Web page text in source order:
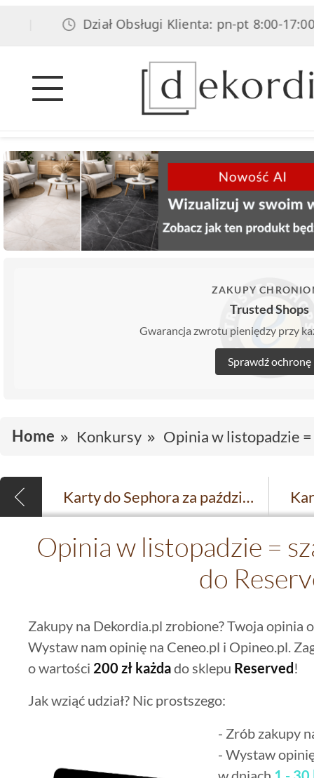
Dział Obsługi Klienta: pn-pt 8:00-17:00,
ZAKUPY
Trusted Shops
Gwarancja zwrotu pieniędzy przy
Sprawdź ochronę
Home Konkursy Opinia w listopadzie =
Karty do Sephora za październikowe opinie otrzymują...
Opinia w listopadzie =
do
Zakupy na Dekordia.pl zrobione? Twoja opinia
Wystaw nam opinię na Ceneo.pl i Opineo.pl.
o wartości 200 zł każdado sklepu Reserved!
Jak wziąć udział? Nic prostszego:
- Zrób zakupy
- Wystaw